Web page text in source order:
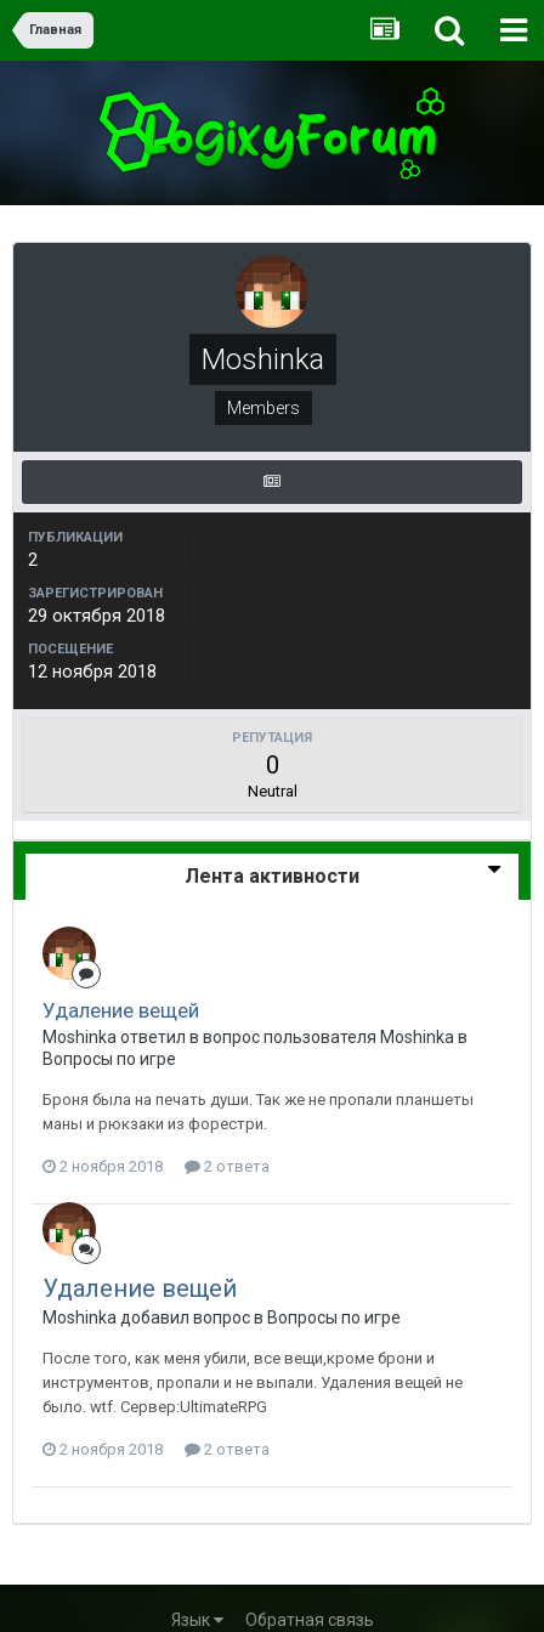
Главная
Moshinka
Members
ПУБЛИКАЦИИ
2
ЗАРЕГИСТРИРОВАН
29 октября 2018
ПОСЕЩЕНИЕ
12 ноября 2018
РЕПУТАЦИЯ
0
Neutral
Лента активности
Удаление вещей
Moshinka ответил в вопрос пользователя Moshinka в
Вопросы по игре
Броня была на печать души. Так же не пропали планшеты
маны и рюкзаки из форестри.
2 ноября 2018 2 ответа
Удаление вещей
Moshinka добавил вопрос в Вопросы по игре
После того, как меня убили, все вещи,кроме брони и
инструментов, пропали и не выпали. Удаления вещей не
было. wtf. Сервер:UltimateRPG
2 ноября 2018 2 ответа
Язык Обратная связь